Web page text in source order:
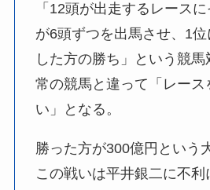
「12頭が出走するレース
が6頭ずつを出馬させ、1
した方の勝ち」という競
常の競馬と違って「レース
い」となる。
勝った方が300億円という
この戦いは平井銀二に不利